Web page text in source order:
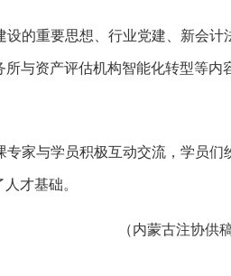
的重要思想、行业党建、新会计
与资产评估机构智能化转型等内
家与学员积极互动交流，学员们
才基础。
（内蒙古注协供稿